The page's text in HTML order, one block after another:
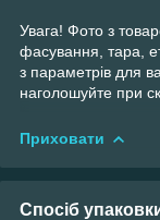
Увага! Фото з
фасування, тара,
з параметрів для
наголошуйте при
Приховати
Спосіб